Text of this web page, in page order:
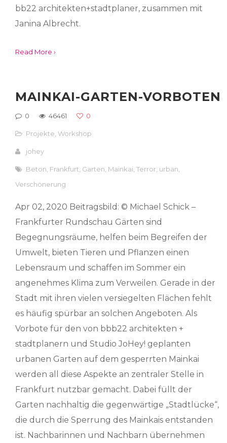
bb22 architekten+stadtplaner, zusammen mit
Janina Albrecht.
Read More ›
MAINKAI-GARTEN-VORBOTEN
0 46461 0
Projekte ,Workshop
johey
Beton Frankfurt Garten Mainkai ,Terror urban
Verschönerung
Apr 02, 2020 Beitragsbild: © Michael Schick –
Frankfurter Rundschau Gärten sind
Begegnungsräume, helfen beim Begreifen der
Umwelt, bieten Tieren und Pflanzen einen
Lebensraum und schaffen im Sommer ein
angenehmes Klima zum Verweilen. Gerade in der
Stadt mit ihren vielen versiegelten Flächen fehlt
es häufig spürbar an solchen Angeboten. Als
Vorbote für den von bbb22 architekten +
stadtplanern und Studio JoHey! geplanten
urbanen Garten auf dem gesperrten Mainkai
werden all diese Aspekte an zentraler Stelle in
Frankfurt nutzbar gemacht. Dabei füllt der
Garten nachhaltig die gegenwärtige „Stadtlücke“,
die durch die Sperrung des Mainkais entstanden
ist. Nachbarinnen und Nachbarn übernehmen